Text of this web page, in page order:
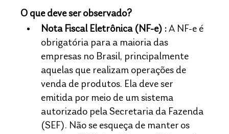
O que deve ser observado?
Nota Fiscal Eletrônica (NF-e) : A NF-e é
obrigatória para a maioria das
empresas no Brasil, principalmente
aquelas que realizam operações de
venda de produtos. Ela deve ser
emitida por meio de um sistema
autorizado pela Secretaria da Fazenda
(SEF). Não se esqueça de manter os